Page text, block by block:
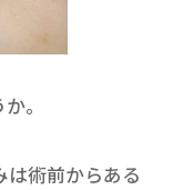
。
術前からある